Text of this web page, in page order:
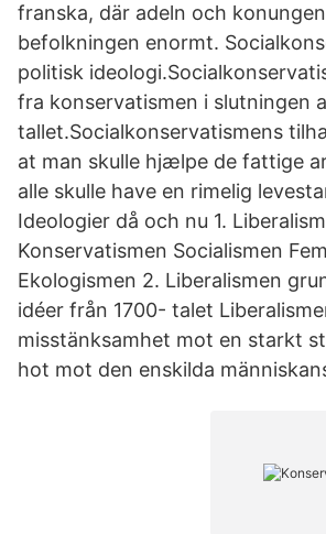
franska, där adeln och
befolkningen enormt.
politisk
fra konservatismen i slutningen
tallet.Socialkonservatismens
at man skulle hjælpe de fattige
alle skulle have en rimelig
Ideologier då och nu 1.
Konservatismen Socialismen
Ekologismen 2. Liberalismen
idéer från 1700- talet
misstänksamhet mot en starkt
hot mot den enskilda